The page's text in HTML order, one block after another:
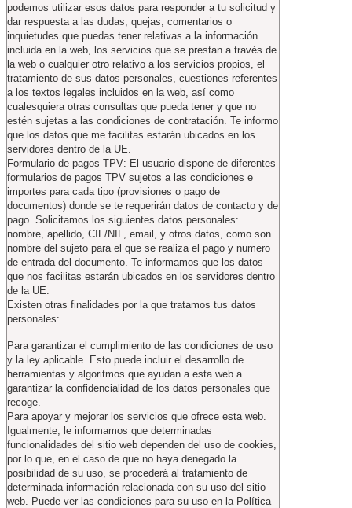
podemos utilizar esos datos para responder a tu solicitud y
dar respuesta a las dudas, quejas, comentarios o
inquietudes que puedas tener relativas a la información
incluida en la web, los servicios que se prestan a través de
la web o cualquier otro relativo a los servicios propios, el
tratamiento de sus datos personales, cuestiones referentes
a los textos legales incluidos en la web, así como
cualesquiera otras consultas que pueda tener y que no
estén sujetas a las condiciones de contratación. Te informo
que los datos que me facilitas estarán ubicados en los
servidores dentro de la UE.
Formulario de pagos TPV: El usuario dispone de diferentes
formularios de pagos TPV sujetos a las condiciones e
importes para cada tipo (provisiones o pago de
documentos) donde se te requerirán datos de contacto y de
pago. Solicitamos los siguientes datos personales:
nombre, apellido, CIF/NIF, email, y otros datos, como son
nombre del sujeto para el que se realiza el pago y numero
de entrada del documento. Te informamos que los datos
que nos facilitas estarán ubicados en los servidores dentro
de la UE.
Existen otras finalidades por la que tratamos tus datos
personales:
Para garantizar el cumplimiento de las condiciones de uso
y la ley aplicable. Esto puede incluir el desarrollo de
herramientas y algoritmos que ayudan a esta web a
garantizar la confidencialidad de los datos personales que
recoge.
Para apoyar y mejorar los servicios que ofrece esta web.
Igualmente, le informamos que determinadas
funcionalidades del sitio web dependen del uso de cookies,
por lo que, en el caso de que no haya denegado la
posibilidad de su uso, se procederá al tratamiento de
determinada información relacionada con su uso del sitio
web. Puede ver las condiciones para su uso en la Política